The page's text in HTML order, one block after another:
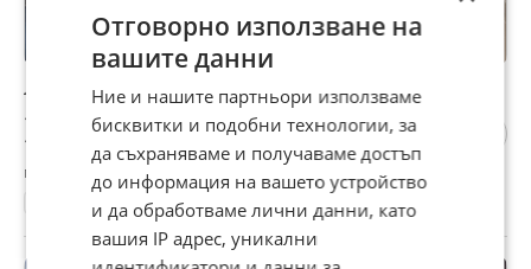
Легло с матрак
100 €
195,58 лв
гр. Враца, 01 август
Отговорно използване на
вашите данни
Ние и нашите партньори използваме
бисквитки и подобни технологии, за
да съхраняваме и получаваме достъп
до информация на вашето устройство
и да обработваме лични данни, като
вашия IP адрес, уникални